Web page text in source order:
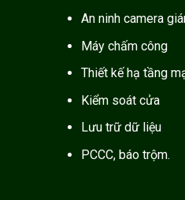
An ninh camera
Máy chấm công
Thiết kế hạ tầng
Kiểm soát cửa
Lưu trữ dữ liệu
PCCC, báo trộm.